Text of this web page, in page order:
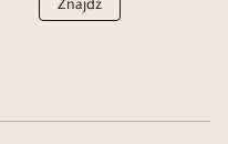
niesłabnącym